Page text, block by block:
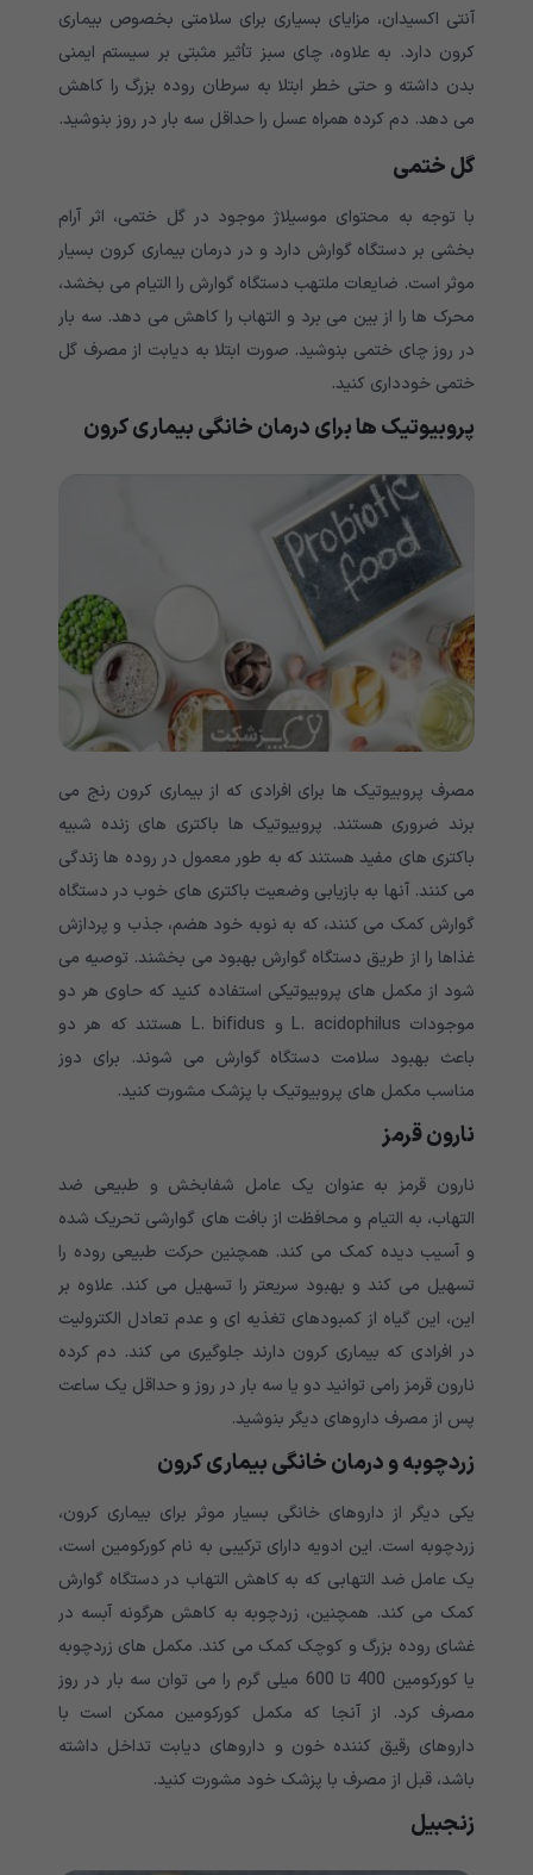
آنتی اکسیدان، مزایای بسیاری برای سلامتی بخصوص بیماری
کرون دارد. به علاوه، چای سبز تأثیر مثبتی بر سیستم ایمنی
بدن داشته و حتی خطر ابتلا به سرطان روده بزرگ را کاهش
می دهد. دم کرده همراه عسل را حداقل سه بار در روز بنوشید.
گل ختمی
با توجه به محتوای موسیلاژ موجود در گل ختمی، اثر آرام
بخشی بر دستگاه گوارش دارد و در درمان بیماری کرون بسیار
موثر است. ضایعات ملتهب دستگاه گوارش را التیام می بخشد،
محرک ها را از بین می برد و التهاب را کاهش می دهد. سه بار
در روز چای ختمی بنوشید. صورت ابتلا به دیابت از مصرف گل
ختمی خودداری کنید.
پروبیوتیک ها برای درمان خانگی بیماری کرون
مصرف پروبیوتیک ها برای افرادی که از بیماری کرون رنج می
برند ضروری هستند. پروبیوتیک ها باکتری های زنده شبیه
باکتری های مفید هستند که به طور معمول در روده ها زندگی
می کنند. آنها به بازیابی وضعیت باکتری های خوب در دستگاه
گوارش کمک می کنند، که به نوبه خود هضم، جذب و پردازش
غذاها را از طریق دستگاه گوارش بهبود می بخشند. توصیه می
شود از مکمل های پروبیوتیکی استفاده کنید که حاوی هر دو
موجودات L. acidophilus و L. bifidus هستند که هر دو
باعث بهبود سلامت دستگاه گوارش می شوند. برای دوز
مناسب مکمل های پروبیوتیک با پزشک مشورت کنید.
نارون قرمز
نارون قرمز به عنوان یک عامل شفابخش و طبیعی ضد
التهاب، به التیام و محافظت از بافت های گوارشی تحریک شده
و آسیب دیده کمک می کند. همچنین حرکت طبیعی روده را
تسهیل می کند و بهبود سریعتر را تسهیل می کند. علاوه بر
این، این گیاه از کمبودهای تغذیه ای و عدم تعادل الکترولیت
در افرادی که بیماری کرون دارند جلوگیری می کند. دم کرده
نارون قرمز رامی توانید دو یا سه بار در روز و حداقل یک ساعت
پس از مصرف داروهای دیگر بنوشید.
زردچوبه و درمان خانگی بیماری کرون
یکی دیگر از داروهای خانگی بسیار موثر برای بیماری کرون،
زردچوبه است. این ادویه دارای ترکیبی به نام کورکومین است،
یک عامل ضد التهابی که به کاهش التهاب در دستگاه گوارش
کمک می کند. همچنین، زردچوبه به کاهش هرگونه آبسه در
غشای روده بزرگ و کوچک کمک می کند. مکمل های زردچوبه
یا کورکومین 400 تا 600 میلی گرم را می توان سه بار در روز
مصرف کرد. از آنجا که مکمل کورکومین ممکن است با
داروهای رقیق کننده خون و داروهای دیابت تداخل داشته
باشد، قبل از مصرف با پزشک خود مشورت کنید.
زنجبیل